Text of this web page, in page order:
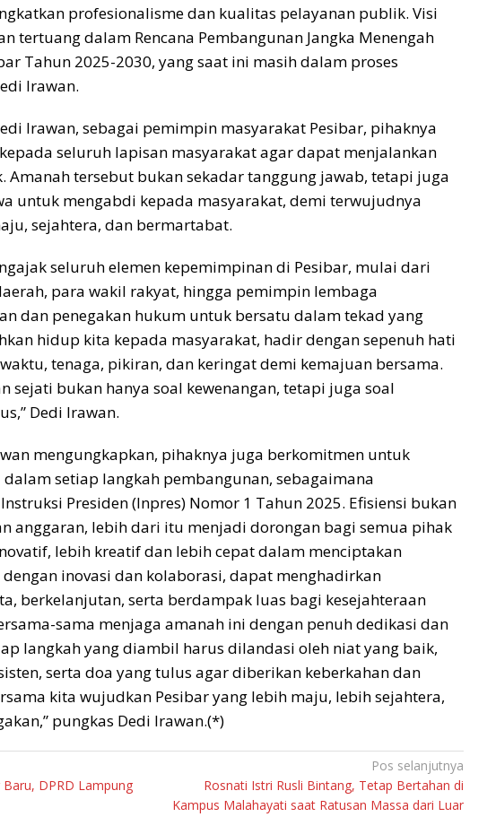
profesionalisme dan kualitas pelayanan publik. Visi
tertuang dalam Rencana Pembangunan Jangka Menengah
Tahun 2025-2030, yang saat ini masih dalam proses
Irawan.
Irawan, sebagai pemimpin masyarakat Pesibar, pihaknya
seluruh lapisan masyarakat agar dapat menjalankan
Amanah tersebut bukan sekadar tanggung jawab, tetapi juga
untuk mengabdi kepada masyarakat, demi terwujudnya
sejahtera, dan bermartabat.
seluruh elemen kepemimpinan di Pesibar, mulai dari
para wakil rakyat, hingga pemimpin lembaga
dan penegakan hukum untuk bersatu dalam tekad yang
hidup kita kepada masyarakat, hadir dengan sepenuh hati
tenaga, pikiran, dan keringat demi kemajuan bersama.
sejati bukan hanya soal kewenangan, tetapi juga soal
Dedi Irawan.
mengungkapkan, pihaknya juga berkomitmen untuk
setiap langkah pembangunan, sebagaimana
Presiden (Inpres) Nomor 1 Tahun 2025. Efisiensi bukan
anggaran, lebih dari itu menjadi dorongan bagi semua pihak
lebih kreatif dan lebih cepat dalam menciptakan
inovasi dan kolaborasi, dapat menghadirkan
berkelanjutan, serta berdampak luas bagi kesejahteraan
sama menjaga amanah ini dengan penuh dedikasi dan
langkah yang diambil harus dilandasi oleh niat yang baik,
serta doa yang tulus agar diberikan keberkahan dan
kita wujudkan Pesibar yang lebih maju, lebih sejahtera,
pungkas Dedi Irawan.(*)
DPRD Lampung
Pos selanjutnya
Rosnati Istri Rusli Bintang, Tetap Bertahan di
Kampus Malahayati saat Ratusan Massa dari Luar